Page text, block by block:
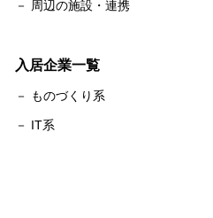
－ 周辺の施設・連携
入居企業一覧
－ ものづくり系
－ IT系